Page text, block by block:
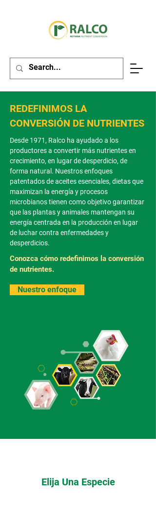
REDEFINIMOS LA
CONVERSIÓN DE NUTRIENTES
Desde 1971, Ralco ha ayudado a los
productores a convertir más nutrientes en
crecimiento, en lugar de desperdicio, de
forma natural. Nuestros enfoques
patentados de aceites esenciales, dietas que
maximizan la energía y procesos
microbianos tienen como objetivo garantizar
que las plantas y animales mantengan su
energía centrada en la producción en lugar
de luchar contra enfermedades y
desperdicios.
Conozca cómo redefinimos la conversión
de nutrientes.
Nuestro enfoque
Elija Una Especie